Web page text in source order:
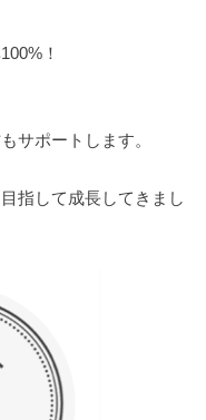
！
サポートします。
指して成長してきまし